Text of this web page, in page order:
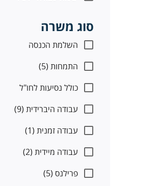
סוג משרה
השלמת הכנסה
התמחות (5)
כולל נסיעות לחו"ל
עבודה היברידית (9)
עבודה זמנית (1)
עבודה מיידית (2)
פרילנס (5)